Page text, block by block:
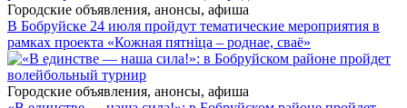
Городские объявления, анонсы, афиша
В Бобруйске 24 июля пройдут тематические мероприятия в
рамках проекта «Кожная пятніца – роднае, сваё»
Городские объявления, анонсы, афиша